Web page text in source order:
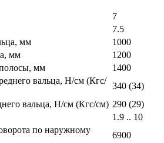
7
7.5
мм
1000
мм
1200
мм
1400
вальца, Н/см (Кгс/
340 (34)
вальца, Н/см (Кгс/см) 290 (29)
1.9 .. 10
по наружному
6900